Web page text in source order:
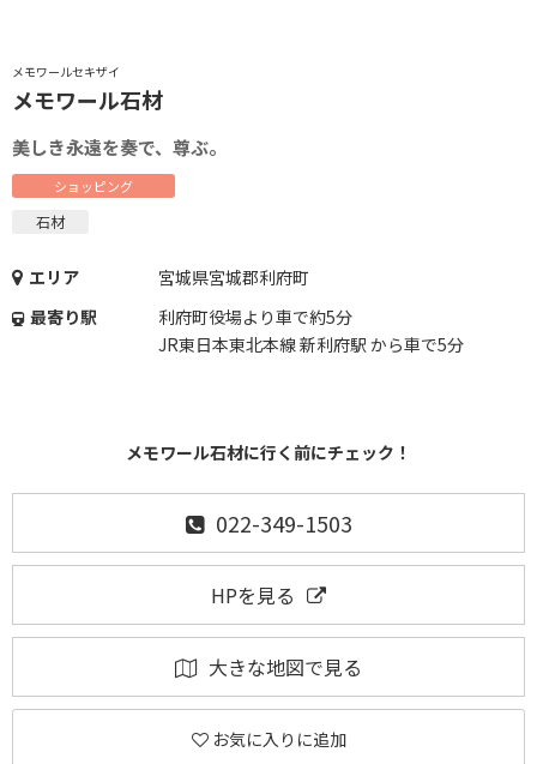
メモワールセキザイ
メモワール石材
美しき永遠を奏で、尊ぶ。
ショッピング
石材
エリア
宮城県宮城郡利府町
最寄り駅
利府町役場より車で約5分
JR東日本東北本線 新利府駅 から車で5分
メモワール石材に行く前にチェック！
022-349-1503
HPを見る
大きな地図で見る
お気に入りに追加